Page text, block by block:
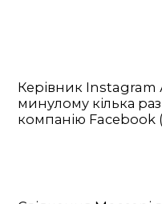
Керівник Instagram
минулому кілька
компанію Facebook